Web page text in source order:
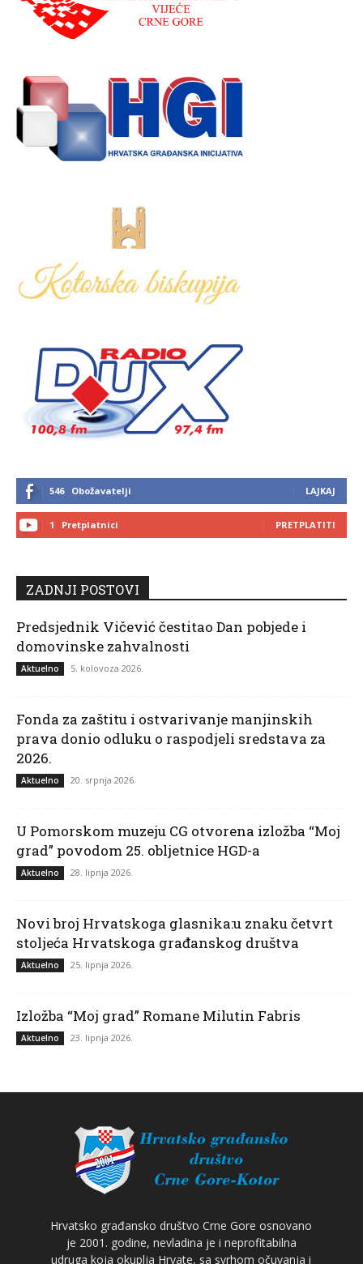
546 Obožavatelji LAJKAJ
1 Pretplatnici PRETPLATITI
ZADNJI POSTOVI
Predsjednik Vičević čestitao Dan pobjede i
domovinske zahvalnosti
Aktuelno 5. kolovoza 2026.
Fonda za zaštitu i ostvarivanje manjinskih
prava donio odluku o raspodjeli sredstava za
2026.
Aktuelno 20. srpnja 2026.
U Pomorskom muzeju CG otvorena izložba “Moj
grad” povodom 25. obljetnice HGD-a
Aktuelno 28. lipnja 2026.
Novi broj Hrvatskoga glasnika:u znaku četvrt
stoljeća Hrvatskoga građanskog društva
Aktuelno 25. lipnja 2026.
Izložba “Moj grad” Romane Milutin Fabris
Aktuelno 23. lipnja 2026.
Hrvatsko građansko društvo Crne Gore osnovano
je 2001. godine, nevladina je i neprofitabilna
udruga koja okuplja Hrvate, sa svrhom očuvanja i